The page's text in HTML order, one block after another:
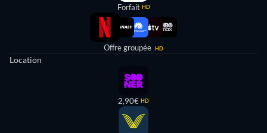
Forfait HD
Offre groupée HD
Location
2,90€ HD